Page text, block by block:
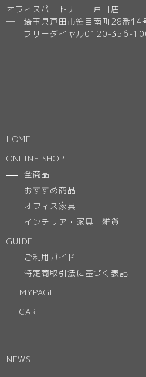
オフィスパートナー 戸田店
─ 埼玉県戸田市笹目南町28番14
フリーダイヤル0120-356-
HOME
ONLINE SHOP
全商品
おすすめ商品
オフィス家具
インテリア・家具・雑貨
GUIDE
ご利用ガイド
特定商取引法に基づく表記
MYPAGE
CART
NEWS